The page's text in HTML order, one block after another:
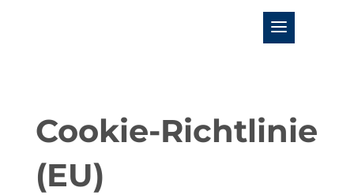
Cookie-Richtlinie
(EU)